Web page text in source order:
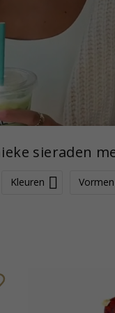
sieraden
Kleuren Vormen